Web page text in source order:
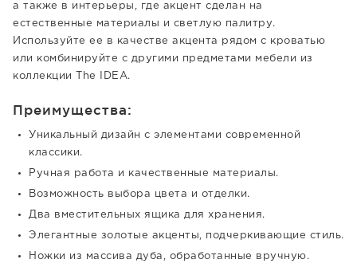
а также в интерьеры, где акцент сделан на
естественные материалы и светлую палитру.
Используйте ее в качестве акцента рядом с кроватью
или комбинируйте с другими предметами мебели из
коллекции The IDEA.
Преимущества:
Уникальный дизайн с элементами современной
классики.
Ручная работа и качественные материалы.
Возможность выбора цвета и отделки.
Два вместительных ящика для хранения.
Элегантные золотые акценты, подчеркивающие стиль.
Ножки из массива дуба, обработанные вручную.